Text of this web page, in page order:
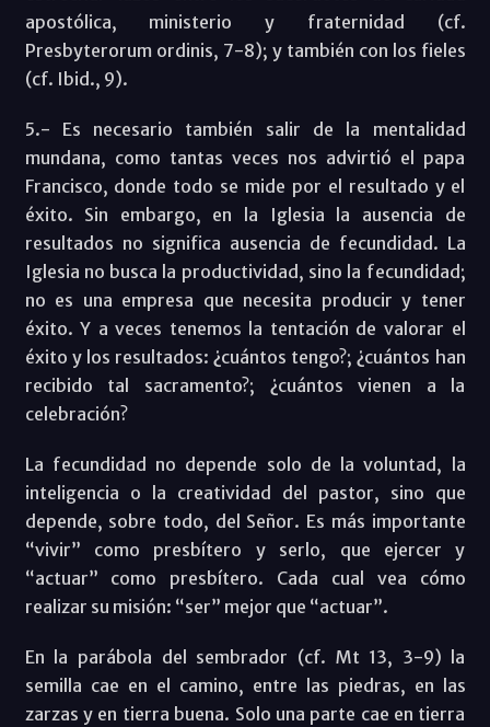
apostólica, ministerio y fraternidad (cf.
Presbyterorum ordinis, 7-8); y también con los fieles
(cf. Ibid., 9).
5.- Es necesario también salir de la mentalidad
mundana, como tantas veces nos advirtió el papa
Francisco, donde todo se mide por el resultado y el
éxito. Sin embargo, en la Iglesia la ausencia de
resultados no significa ausencia de fecundidad. La
Iglesia no busca la productividad, sino la fecundidad;
no es una empresa que necesita producir y tener
éxito. Y a veces tenemos la tentación de valorar el
éxito y los resultados: ¿cuántos tengo?; ¿cuántos han
recibido tal sacramento?; ¿cuántos vienen a la
celebración?
La fecundidad no depende solo de la voluntad, la
inteligencia o la creatividad del pastor, sino que
depende, sobre todo, del Señor. Es más importante
“vivir” como presbítero y serlo, que ejercer y
“actuar” como presbítero. Cada cual vea cómo
realizar su misión: “ser” mejor que “actuar”.
En la parábola del sembrador (cf. Mt 13, 3-9) la
semilla cae en el camino, entre las piedras, en las
zarzas y en tierra buena. Solo una parte cae en tierra